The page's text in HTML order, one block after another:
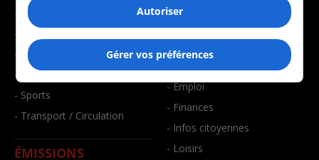
- Éducation
- Environnement
- Faits divers
- Santé et bien-être
- Sports
- Transport / Circulation
ÉMISSIONS
- Affaires
- Emploi
- Finances
- Infos citoyennes
- Loisirs
Autoriser
Gérer vos préférences